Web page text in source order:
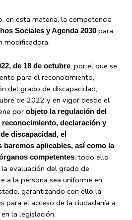
en esta materia, la competencia
Sociales y Agenda 2030 para
modificadora.
de 18 de octubre, por el que se
para el reconocimiento,
del grado de discapacidad,
de 2022 y en vigor desde el
por objeto la regulación del
declaración y
discapacidad, el
baremos aplicables, así como la
competentes, todo ello
evaluación del grado de
a la persona sea uniforme en
garantizando con ello la
para el acceso de la ciudadanía a
la legislación.